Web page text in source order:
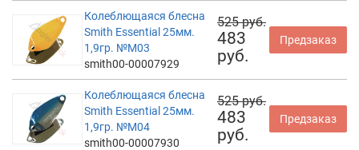
Колеблющаяся блесна
Smith Essential 25мм.
1,9гр. №M03
smith00-00007929
525 руб.
483
руб.
Предзаказ
Колеблющаяся блесна
Smith Essential 25мм.
1,9гр. №M04
smith00-00007930
525 руб.
483
руб.
Предзаказ